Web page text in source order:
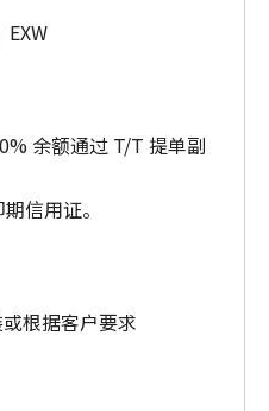
EXW
余额通过 T/T 提单副
信用证。
根据客户要求